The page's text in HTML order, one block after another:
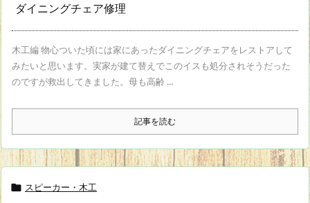
ダイニングチェア修理
木工編 物心ついた頃には家にあったダイニングチェアをレストアして
みたいと思います。実家が建て替えでこのイスも処分されそうだった
のですが救出してきました。母も高齢 ...
記事を読む
 スピーカー・木工